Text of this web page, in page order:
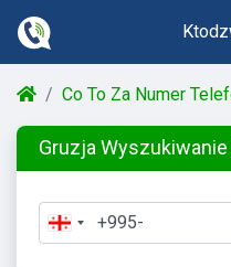
Co To Za Numer
Gruzja